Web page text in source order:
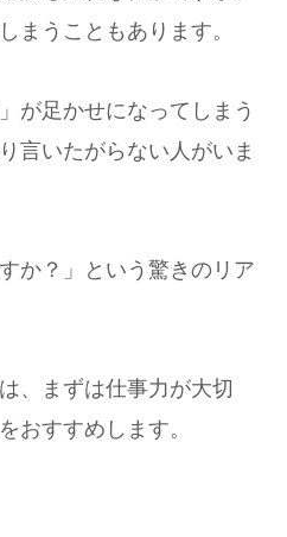
まうこともあります。
が足かせになってしまう
言いたがらない人がいま
か？」という驚きのリア
、まずは仕事力が大切
おすすめします。